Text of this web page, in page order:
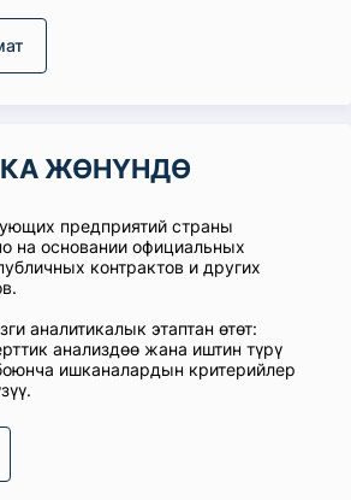
ЖӨНҮНДӨ
предприятий страны
на основании официальных
контрактов и других
аналитикалык этаптан өтөт:
анализдөө жана иштин түрү
ишканалардын критерийлер